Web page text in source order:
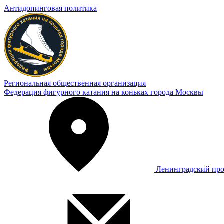
Антидопинговая политика
Региональная общественная организация
Федерация фигурного катания на коньках города Москвы
Ленинградский